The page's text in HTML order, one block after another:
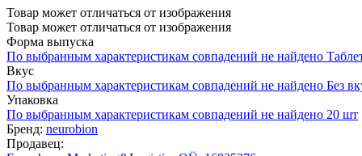
Товар может отличаться от изображения
Товар может отличаться от изображения
Форма выпуска
По выбранным характеристикам совпадений не найдено
Вкус
По выбранным характеристикам совпадений не найдено Без
Упаковка
По выбранным характеристикам совпадений не найдено 20 шт
Бренд: neurobion
Продавец: